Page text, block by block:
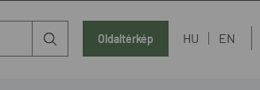
Oldaltérkép HU EN